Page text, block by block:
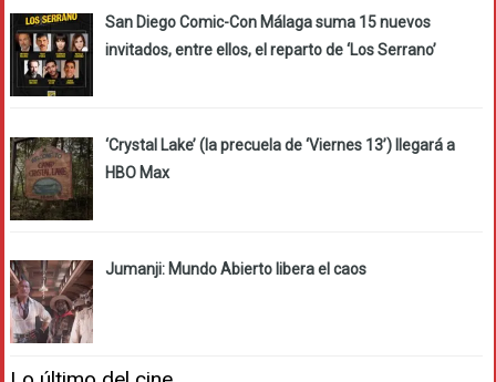
San Diego Comic-Con Málaga suma 15 nuevos
invitados, entre ellos, el reparto de ‘Los Serrano’
‘Crystal Lake’ (la precuela de ‘Viernes 13’) llegará a
HBO Max
Jumanji: Mundo Abierto libera el caos